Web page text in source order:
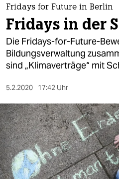
themen
politik
öko
sport
berlin
nord
Fridays for Future in Berlin
Fridays in der
Die Fridays-for-Future-
Bildungsverwaltung
sind „Klimaverträge“ mit
5.2.2020 17:42 Uhr